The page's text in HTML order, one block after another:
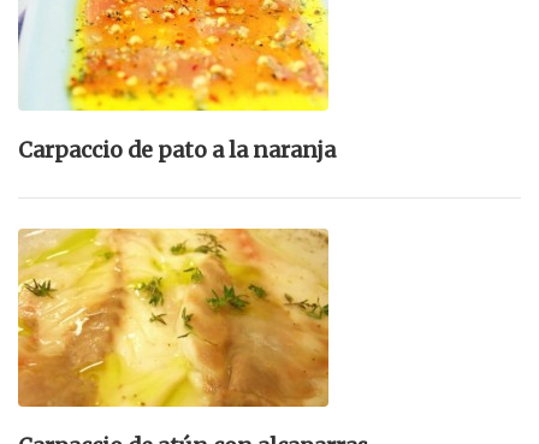
Carpaccio de pato a la naranja